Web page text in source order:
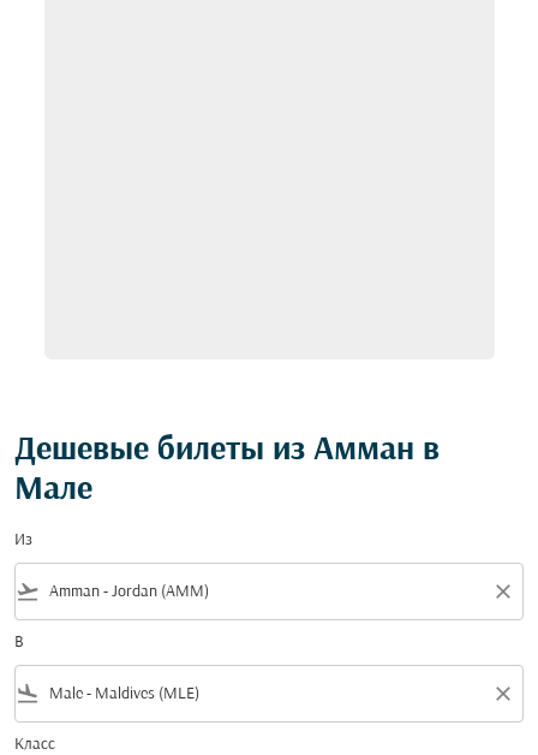
Дешевые билеты из Амман в
Мале
Из
flight_takeoff close
В
flight_land close
Класс